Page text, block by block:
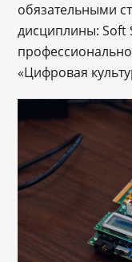
обязательными
дисциплины: Soft
«Цифровая